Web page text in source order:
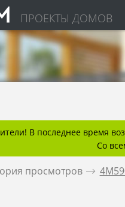
ПРОЕКТЫ ДОМОВ
В последнее время
Со
просмотров .